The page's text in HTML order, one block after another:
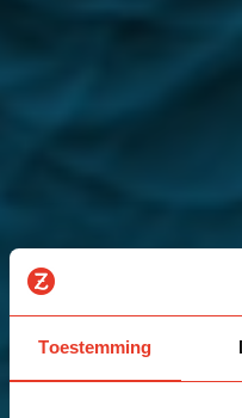
Toestemming